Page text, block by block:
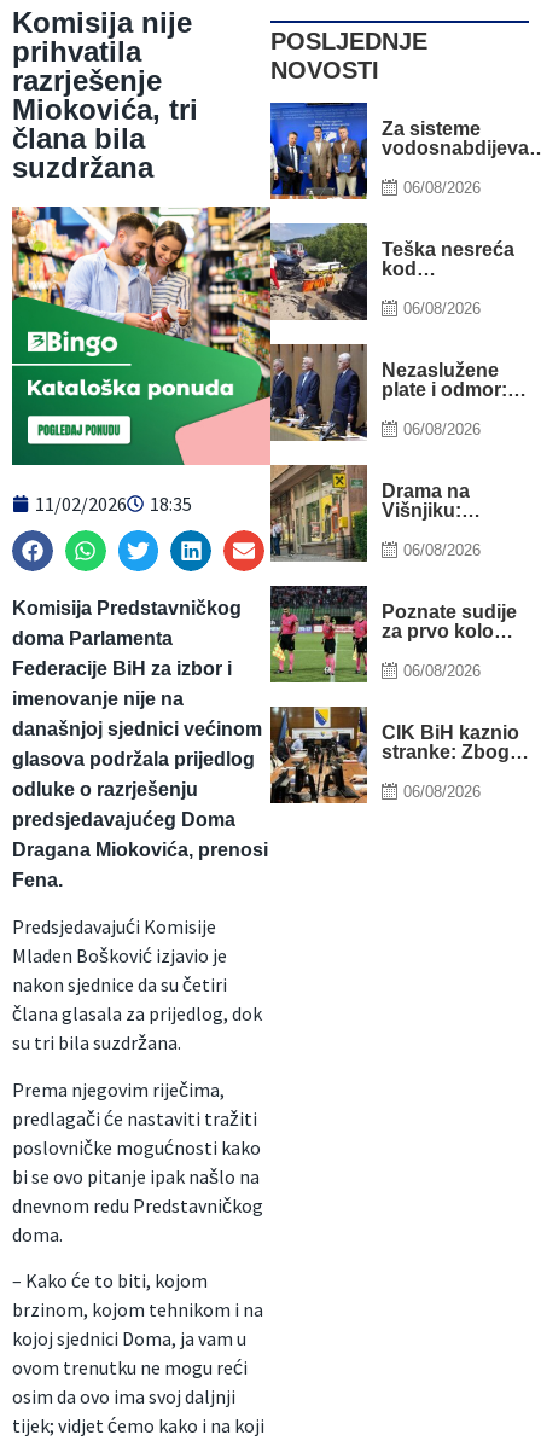
Komisija nije
prihvatila
razrješenje
Miokovića, tri
člana bila
suzdržana
11/02/2026 18:35
Komisija Predstavničkog
doma Parlamenta
Federacije BiH za izbor i
imenovanje nije na
današnjoj sjednici većinom
glasova podržala prijedlog
odluke o razrješenju
predsjedavajućeg Doma
Dragana Miokovića, prenosi
Fena.
Predsjedavajući Komisije
Mladen Bošković izjavio je
nakon sjednice da su četiri
člana glasala za prijedlog, dok
su tri bila suzdržana.
Prema njegovim riječima,
predlagači će nastaviti tražiti
poslovničke mogućnosti kako
bi se ovo pitanje ipak našlo na
dnevnom redu Predstavničkog
doma.
– Kako će to biti, kojom
brzinom, kojom tehnikom i na
kojoj sjednici Doma, ja vam u
ovom trenutku ne mogu reći
osim da ovo ima svoj daljnji
tijek; vidjet ćemo kako i na koji
POSLJEDNJE
NOVOSTI
Za sisteme
izdvojeno gotovo
06/08/2026
Teška nesreća
kod
Četiri osobe
dijete
06/08/2026
Nezaslužene
plate i odmor:
nakon mandata
06/08/2026
Drama na
Višnjiku:
razbojnici
stanari ih
otjerali prije
nego što su
uzeli novac
06/08/2026
Poznate sudije
za prvo kolo
Musić u
Mostaru
06/08/2026
CIK BiH kaznio
stranke: Zbog
kampanje PSS
06/08/2026